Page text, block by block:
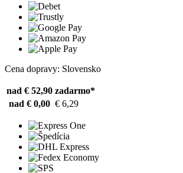
Cena dopravy: Slovensko
nad € 52,90 zadarmo*
nad € 0,00 € 6,29